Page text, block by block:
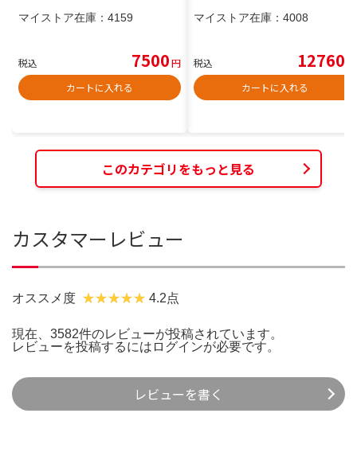
マイストア在庫： 4159
税込 7500円
カートに入れる
マイストア在庫： 4008
税込 12760
カートに入れる
このカテゴリをもっと見る
カスタマーレビュー
オススメ度 4.2点
現在、3582件のレビューが投稿されています。
レビューを投稿するには ログインが必要です。
レビューを書く